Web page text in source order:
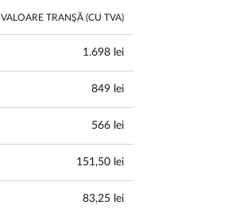
VALOARE TRANŞĂ (CU TVA)
1.698 lei
849 lei
566 lei
151,50 lei
83,25 lei